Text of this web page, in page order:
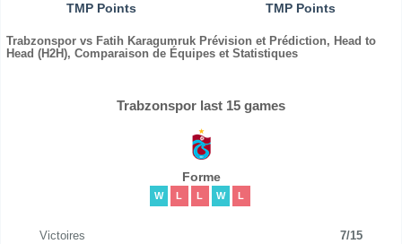
TMP Points TMP Points
Trabzonspor vs Fatih Karagumruk Prévision et Prédiction, Head to
Head (H2H), Comparaison de Équipes et Statistiques
Trabzonspor last 15 games
Forme
W L L W L
Victoires 7/15